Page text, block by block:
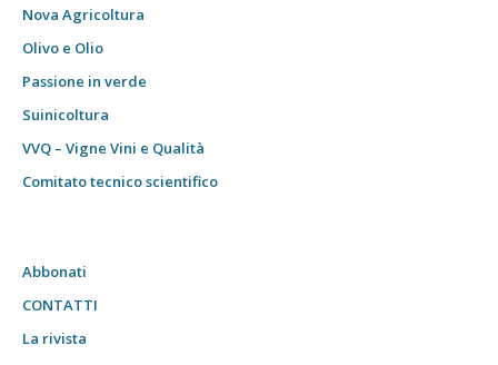
Nova Agricoltura
Olivo e Olio
Passione in verde
Suinicoltura
VVQ – Vigne Vini e Qualità
Comitato tecnico scientifico
Abbonati
CONTATTI
La rivista